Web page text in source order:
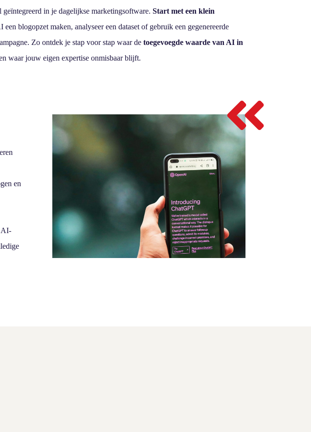
geïntegreerd in je dagelijkse marketingsoftware.Start met een klein
een blogopzet maken, analyseer een dataset of gebruik een gegenereerde
Zo ontdek je stap voor stap waar detoegevoegde waarde van AI in
waar jouw eigen expertise onmisbaar blijft.
en
AI-
